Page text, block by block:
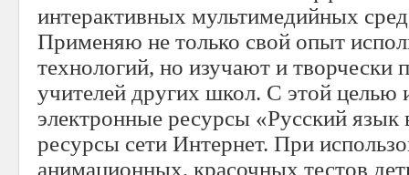
интерактивных мультимедийных
Применяю не только свой опыт
технологий, но изучают и творчески
учителей других школ. С этой
электронные ресурсы «Русский язык
ресурсы сети Интернет. При
анимационных, красочных тестов